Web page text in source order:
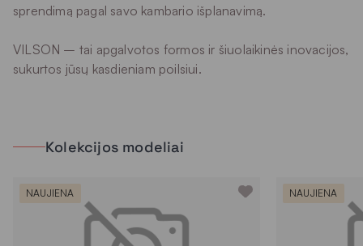
sprendimą pagal savo kambario išplanavimą.
VILSON – tai apgalvotos formos ir šiuolaikinės inovacijos,
sukurtos jūsų kasdieniam poilsiui.
Kolekcijos modeliai
NAUJIENA NAUJIENA